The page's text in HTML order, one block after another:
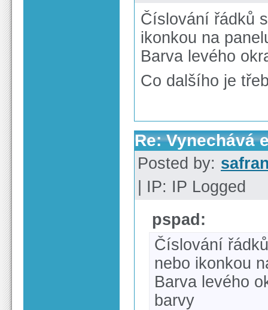
Číslování řádků
ikonkou na
Barva levého
Co dalšího je
Re: Vynechává
Posted by:
| IP: IP Logged
pspad:
Číslování
nebo ikonkou
Barva levého
barvy